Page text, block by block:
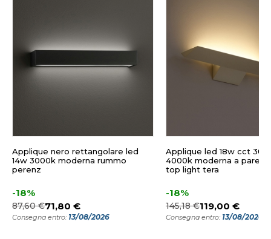
Applique nero rettangolare led
14w 3000k moderna rummo
perenz
-18%
87,60 €71,80 €
Consegna entro: 13/08/2026
Applique led 18w cct
4000k moderna a parete
top light tera
-18%
145,18 €119,00 €
Consegna entro: 13/08/2026